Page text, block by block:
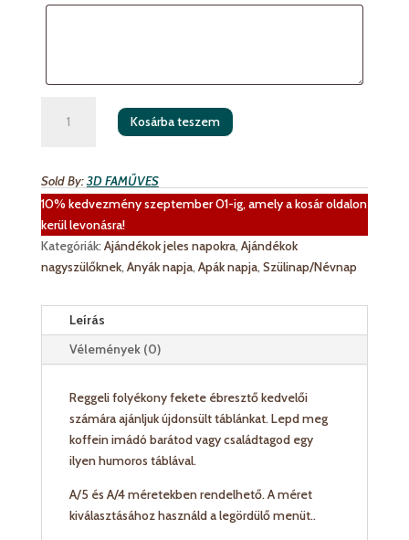
Kosárba teszem
Sold By:3D FAMŰVES
10% kedvezmény szeptember 01-ig, amely a kosár oldalon
kerül levonásra!
Kategóriák:Ajándékok jeles napokra,Ajándékok
nagyszülőknek,Anyák napja,Apák napja,Szülinap/Névnap
Leírás
Vélemények (0)
Reggeli folyékony fekete ébresztő kedvelői
számára ajánljuk újdonsült táblánkat. Lepd meg
koffein imádó barátod vagy családtagod egy
ilyen humoros táblával.
A/5 és A/4 méretekben rendelhető. A méret
kiválasztásához használd a legördülő menüt..